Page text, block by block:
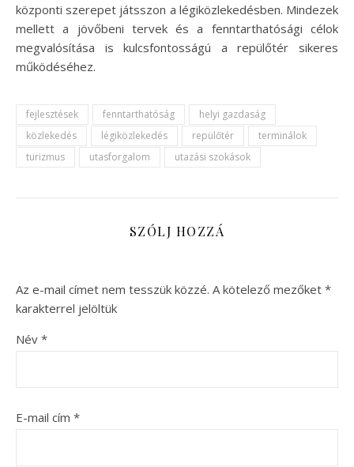
központi szerepet játsszon a légiközlekedésben. Mindezek
mellett a jövőbeni tervek és a fenntarthatósági célok
megvalósítása is kulcsfontosságú a repülőtér sikeres
működéséhez.
fejlesztések fenntarthatóság
helyi gazdaság
közlekedés
légiközlekedés repülőtér
terminálok
turizmus
utasforgalom utazási szokások
SZÓLJ HOZZÁ
Az e-mail címet nem tesszük közzé. A kötelező mezőket *
karakterrel jelöltük
Név *
E-mail cím *